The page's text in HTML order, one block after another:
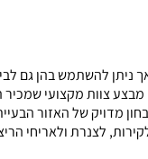
להשתמש בהן גם
מבצע צוות מקצועי
מדויק של האזור
לצנרת ולאריחי